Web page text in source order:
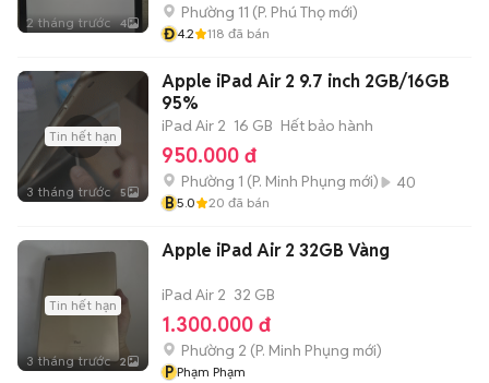
2 tháng trước 4
Phường 11 (P. Phú Thọ mới)
Đ4.2 118 đã bán
Tin hết hạn
3 tháng trước 5
Apple iPad Air 2 9.7 inch 2GB/16GB
95%
iPad Air 2 16 GB Hết bảo hành
950.000 đ
Phường 1 (P. Minh Phụng mới)
40
B5.0 20 đã bán
Tin hết hạn
3 tháng trước 2
Apple iPad Air 2 32GB Vàng
iPad Air 2 32 GB
1.300.000 đ
Phường 2 (P. Minh Phụng mới)
P Phạm Phạm